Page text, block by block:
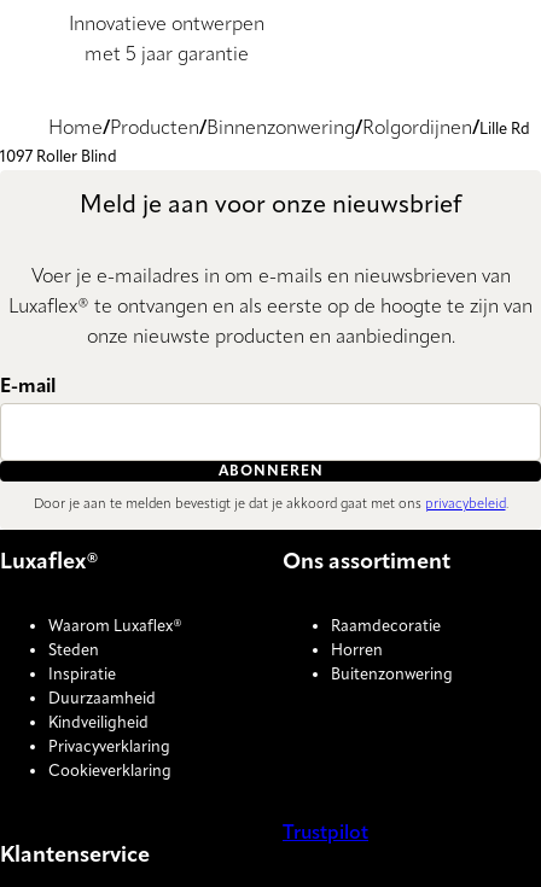
Innovatieve ontwerpen
met 5 jaar garantie
Home Producten Binnenzonwering Rolgordijnen
Lille Rd
1097 Roller Blind
Meld je aan voor onze nieuwsbrief
Voer je e-mailadres in om e-mails en nieuwsbrieven van
Luxaflex® te ontvangen en als eerste op de hoogte te zijn van
onze nieuwste producten en aanbiedingen.
E-mail
ABONNEREN
Door je aan te melden bevestigt je dat je akkoord gaat met ons privacybeleid.
Luxaflex®
Waarom Luxaflex®
Steden
Inspiratie
Duurzaamheid
Kindveiligheid
Privacyverklaring
Cookieverklaring
Ons assortiment
Raamdecoratie
Horren
Buitenzonwering
Klantenservice
Trustpilot